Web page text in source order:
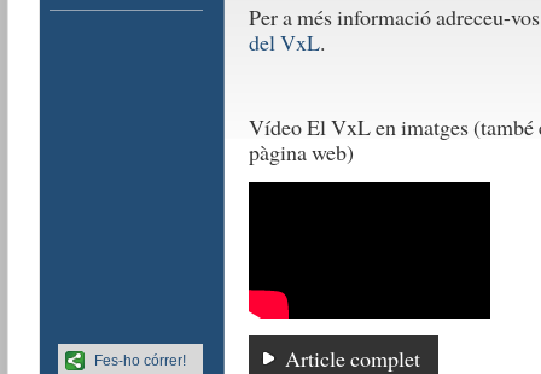
Per a més informació adreceu-
del VxL.
Vídeo El VxL en imatges
pàgina web)
Article complet
Fes-ho córrer!